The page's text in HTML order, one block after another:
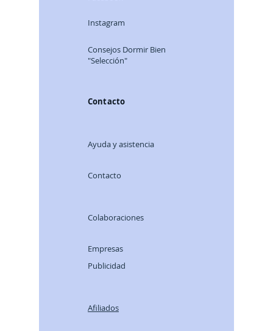
Instagram
Consejos Dormir Bien
"Selección"
Contacto
Ayuda y asistencia
Contacto
Colaboraciones
Empresas
Publicidad
Afiliados